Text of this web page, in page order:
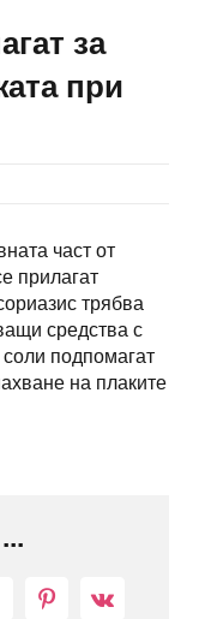
за
при
част от
прилагат
трябва
средства с
подпомагат
на плаките
Pinterest
Vk